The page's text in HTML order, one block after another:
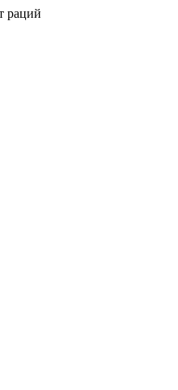
раций